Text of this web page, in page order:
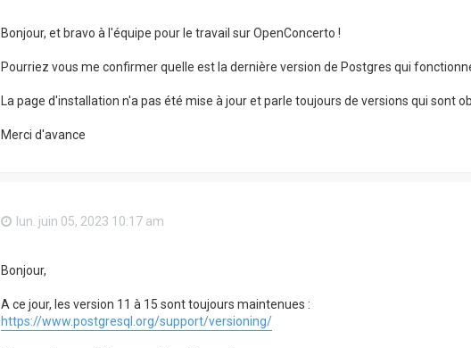
Bonjour, et bravo à l'équipe pour le travail sur OpenConcerto !
Pourriez vous me confirmer quelle est la dernière version de Postgres qui
La page d'installation n'a pas été mise à jour et parle toujours de versions qui sont
Merci d'avance
lun. juin 05, 2023 10:17 am
Bonjour,
A ce jour, les version 11 à 15 sont toujours maintenues :
https://www.postgresql.org/support/versioning/